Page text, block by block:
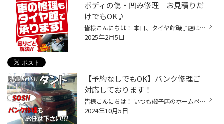
ボディの傷・凹み修理 お見積りだ
けでもOK♪
皆様こんにちは！ 本日、タイヤ館磯子店は定休日となっております(*'▽')/ ボディのキズや凹み タイヤ館に相談してみませんか？？ タイヤ館はタイヤだけじゃない！！！ タイヤ以外にも、オイル交換・バッテリー交換はもちろん 車高調・ブレーキパッドの交換等の足回り作業や 塗装・キズの修理・板金...
2025年2月5日
【予約なしでもOK】パンク修理ご
対応しております！
皆様こんにちは！ いつも磯子店のホームページをご覧いただきありがとうございます♪ 磯子は朝からあいにくの小雨。 今夜は多摩川で花火大会があるらしいのですが、 開始時間までにやむのでしょうか・・・(;´･ω･) さて、今回は・・・ タントでご来店いただいたお客様の事例と合わせて パンク修理（内...
2024年10月5日